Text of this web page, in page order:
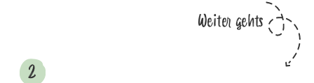
Weiter gehts